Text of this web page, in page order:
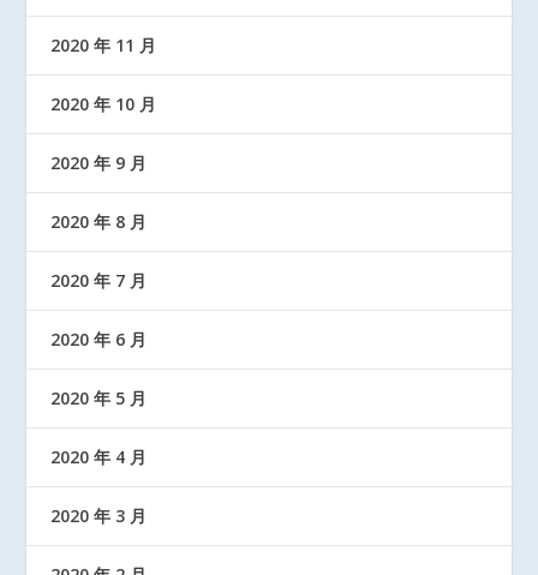
2020 年 11 月
2020 年 10 月
2020 年 9 月
2020 年 8 月
2020 年 7 月
2020 年 6 月
2020 年 5 月
2020 年 4 月
2020 年 3 月